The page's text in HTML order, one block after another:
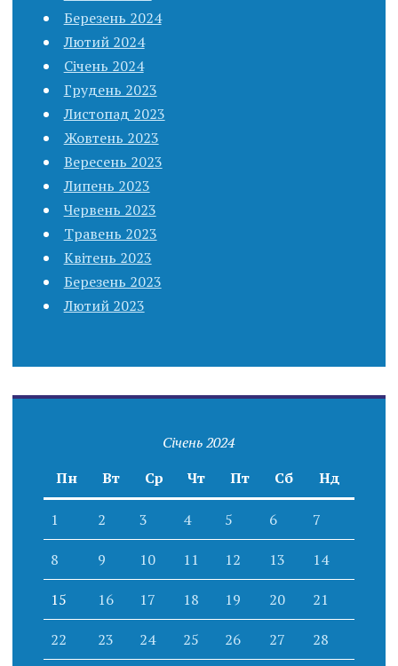
Березень 2024
Лютий 2024
Січень 2024
Грудень 2023
Листопад 2023
Жовтень 2023
Вересень 2023
Липень 2023
Червень 2023
Травень 2023
Квітень 2023
Березень 2023
Лютий 2023
Січень 2024
Пн
Вт Ср Чт Пт Сб Нд
1 2 3 4 5 6 7
8 9 10 11 12 13 14
15 16 17 18 19 20 21
22 23 24 25 26 27 28